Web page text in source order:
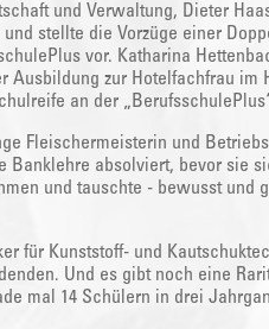
und Verwaltung, Dieter
stellte die Vorzüge einer
vor. Katharina
Ausbildung zur Hotelfachfrau im
an der
Fleischermeisterin und
Banklehre absolviert, bevor sie
und tauschte - bewusst und
für Kunststoff- und
Und es gibt noch eine
mal 14 Schülern in drei